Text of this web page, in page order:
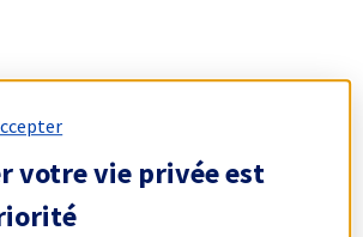
votre vie privée est